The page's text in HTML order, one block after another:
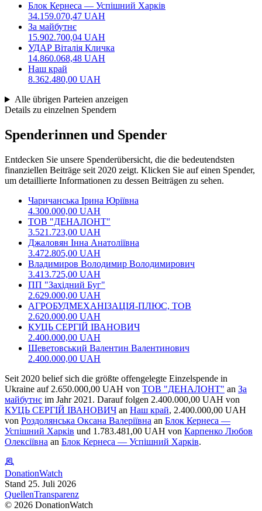
Блок Кернеса — Успішний Харків
34.159.070,47 UAH
За майбутнє
15.902.700,04 UAH
УДАР Віталія Кличка
14.860.068,48 UAH
Наш край
8.362.480,00 UAH
Alle übrigen Parteien anzeigen
Details zu einzelnen Spendern
Spenderinnen und Spender
Entdecken Sie unsere Spenderübersicht, die die bedeutendsten
finanziellen Beiträge seit 2020 zeigt. Klicken Sie auf einen Spender,
um detaillierte Informationen zu dessen Beiträgen zu sehen.
Чаричанська Ірина Юріївна
4.300.000,00 UAH
ТОВ "ДЕНАЛОНТ"
3.521.723,00 UAH
Джаловян Інна Анатоліївна
3.472.805,00 UAH
Владимиров Володимир Володимирович
3.413.725,00 UAH
ПП "Західний Буг"
2.629.000,00 UAH
АГРОБУДМЕХАНIЗАЦIЯ-ПЛЮС, ТОВ
2.620.000,00 UAH
КУЦЬ СЕРГIЙ IВАНОВИЧ
2.400.000,00 UAH
Шеветовський Валентин Валентинович
2.400.000,00 UAH
Seit 2020 belief sich die größte offengelegte Einzelspende in
Ukraine auf 2.650.000,00 UAH von ТОВ "ДЕНАЛОНТ" an За
майбутнє im Jahr 2021. Darauf folgen 2.400.000,00 UAH von
КУЦЬ СЕРГIЙ IВАНОВИЧ an Наш край, 2.400.000,00 UAH
von Роздолянська Оксана Валеріївна an Блок Кернеса —
Успішний Харків und 1.783.481,00 UAH von Карпенко Любов
Олексіївна an Блок Кернеса — Успішний Харків.
DonationWatch
Stand 25. Juli 2026
QuellenTransparenz
© 2026 DonationWatch